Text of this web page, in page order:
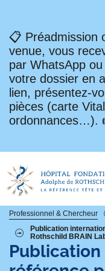
📋 Préadmission
venue, vous
par WhatsApp
votre dossier en
lien, présentez-
pièces (carte
ordonnances…).
Fil
Professionnel & Chercheur
Publication
Rothschild BRAIN